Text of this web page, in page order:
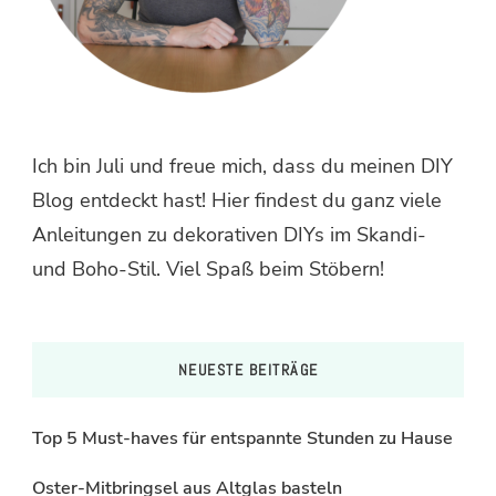
Ich bin Juli und freue mich, dass du meinen DIY
Blog entdeckt hast! Hier findest du ganz viele
Anleitungen zu dekorativen DIYs im Skandi-
und Boho-Stil. Viel Spaß beim Stöbern!
NEUESTE BEITRÄGE
Top 5 Must-haves für entspannte Stunden zu Hause
Oster-Mitbringsel aus Altglas basteln